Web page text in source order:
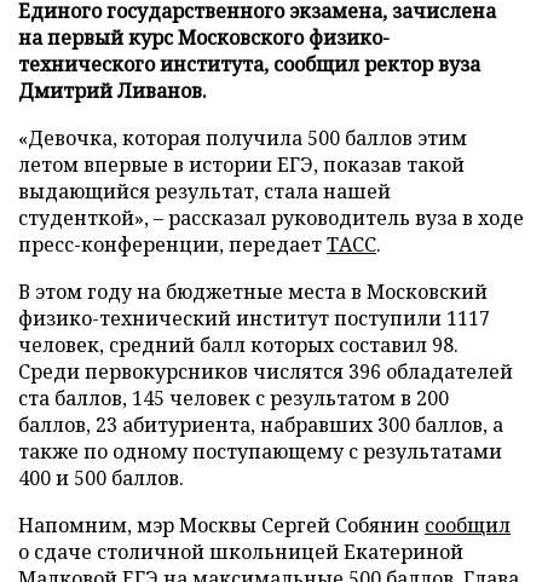
Единого государственного экзамена, зачислена
на первый курс Московского физико-
технического института, сообщил ректор вуза
Дмитрий Ливанов.
«Девочка, которая получила 500 баллов этим
летом впервые в истории ЕГЭ, показав такой
выдающийся результат, стала нашей
студенткой», – рассказал руководитель вуза в ходе
пресс-конференции, передаетТАСС.
В этом году на бюджетные места в Московский
физико-технический институт поступили 1117
человек, средний балл которых составил 98.
Среди первокурсников числятся 396 обладателей
ста баллов, 145 человек с результатом в 200
баллов, 23 абитуриента, набравших 300 баллов, а
также по одному поступающему с результатами
400 и 500 баллов.
Напомним, мэр Москвы Сергей Собянин сообщил
о сдаче столичной школьницей Екатериной